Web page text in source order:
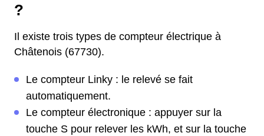
?
Il existe trois types de compteur électrique à
Châtenois (67730).
Le compteur Linky : le relevé se fait
automatiquement.
Le compteur électronique : appuyer sur la
touche S pour relever les kWh, et sur la touche